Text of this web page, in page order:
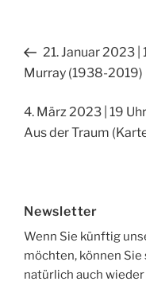
e
b
o
k
n
Vorheriger
Beitrag
21. Januar 2023
Murray (1938-2019)
Nächster
Beitrag
4. März 2023 | 19
Aus der Traum
Newsletter
Wenn Sie künftig
möchten, können Sie
natürlich auch wieder